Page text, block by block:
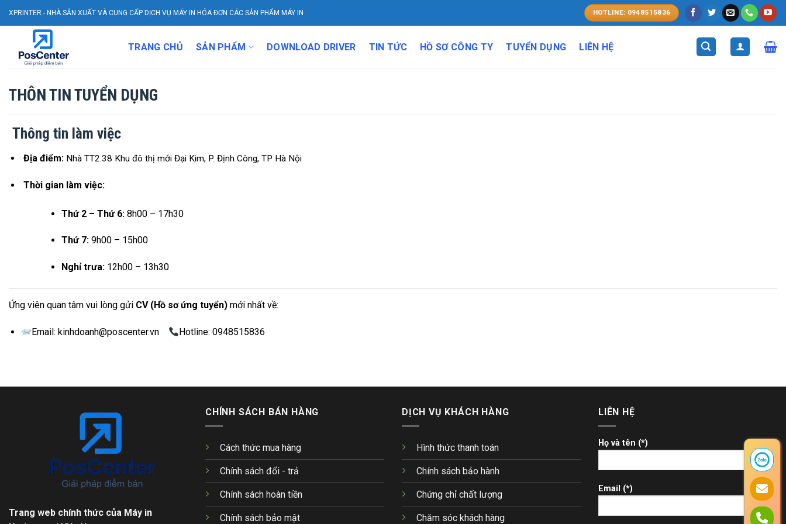
Skip
XPRINTER - NHÀ SẢN XUẤT VÀ CUNG CẤP DỊCH VỤ MÁY IN HÓA ĐƠN CÁC SẢN PHẨM MÁY IN HOTLINE: 0948515836
TRANG CHỦ SẢN PHẨM DOWNLOAD DRIVER TIN TỨC HỒ SƠ CÔNG TY TUYỂN DỤNG LIÊN HỆ
THÔN TIN TUYỂN DỤNG
Thông tin làm việc
Địa điểm:Nhà TT2.38 Khu đô thị mới Đại Kim, P. Định Công, TP Hà Nội
Thời gian làm việc:
Thứ 2 – Thứ 6:8h00 – 17h30
Thứ 7:9h00 – 15h00
Nghỉ trưa:12h00 – 13h30
Ứng viên quan tâm vui lòng gửi CV (Hồ sơ ứng tuyển) mới nhất về:
Email: kinhdoanh@poscenter.vn Hotline: 0948515836
Trang web chính thức của Máy in
CHÍNH SÁCH BÁN HÀNG
Cách thức mua hàng
Chính sách đổi - trả
Chính sách hoàn tiền
Chính sách bảo mật
DỊCH VỤ KHÁCH HÀNG
Hình thức thanh toán
Chính sách bảo hành
Chứng chỉ chất lượng
Chăm sóc khách hàng
LIÊN HỆ
Họ và tên (*)
Email (*)